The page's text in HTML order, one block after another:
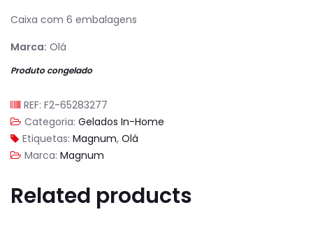
Caixa com 6 embalagens
Marca: Olá
Produto congelado
REF: F2-65283277
Categoria: Gelados In-Home
Etiquetas: Magnum, Olá
Marca: Magnum
Related products